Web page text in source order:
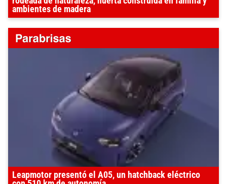
ambientes de madera
Leapmotor presentó el A05, un hatchback eléctrico